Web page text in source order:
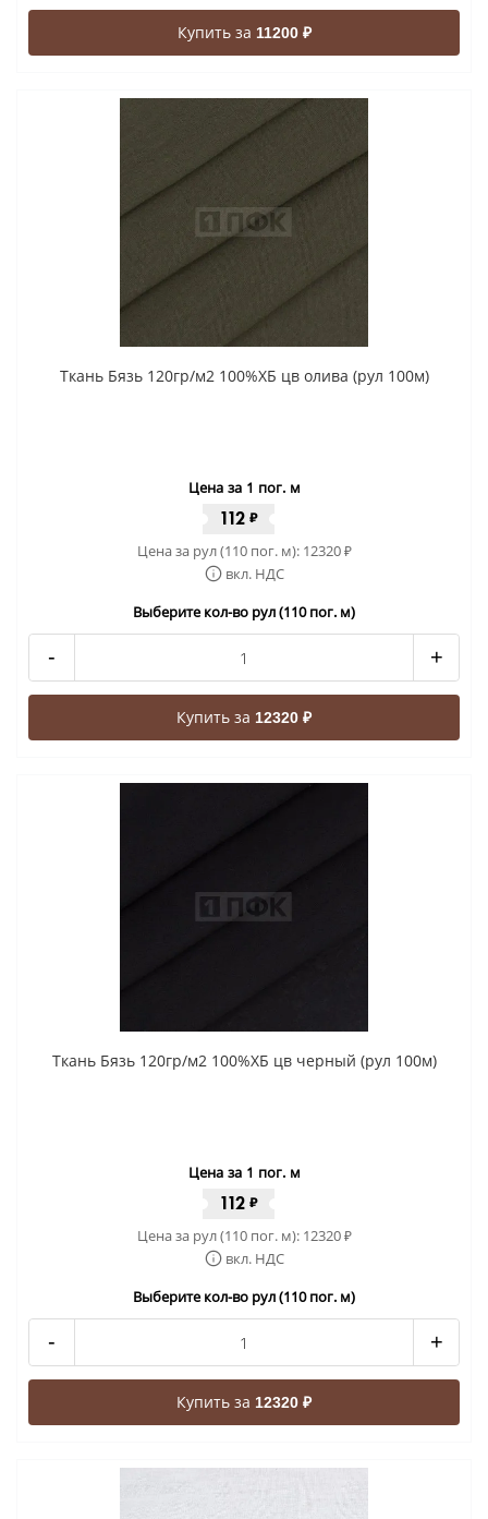
Купить за 11200 ₽
Ткань Бязь 120гр/м2 100%ХБ цв олива (рул 100м)
Цена за 1 пог. м
112 ₽
Цена за рул (110 пог. м): 12320₽
вкл. НДС
Выберите кол-во рул (110 пог. м)
- +
Купить за 12320 ₽
Ткань Бязь 120гр/м2 100%ХБ цв черный (рул 100м)
Цена за 1 пог. м
112 ₽
Цена за рул (110 пог. м): 12320₽
вкл. НДС
Выберите кол-во рул (110 пог. м)
- +
Купить за 12320 ₽